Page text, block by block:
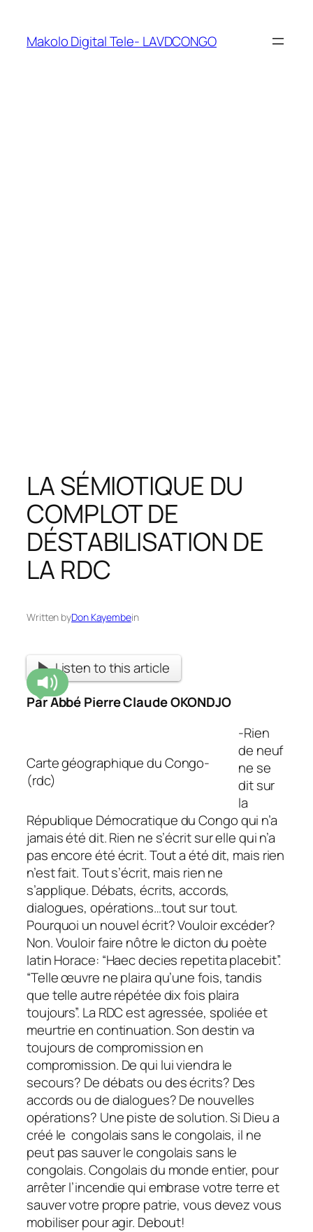
Makolo Digital Tele- LAVDCONGO
LA SÉMIOTIQUE DU
COMPLOT DE
DÉSTABILISATION DE
LA RDC
Written byDon Kayembein
Listen to this article
Par Abbé Pierre Claude OKONDJO
Carte géographique du Congo-
(rdc)
-Rien
de neuf
ne se
dit sur
la
République Démocratique du Congo qui n’a
jamais été dit. Rien ne s’écrit sur elle qui n’a
pas encore été écrit. Tout a été dit, mais rien
n’est fait. Tout s’écrit, mais rien ne
s’applique. Débats, écrits, accords,
dialogues, opérations…tout sur tout.
Pourquoi un nouvel écrit? Vouloir excéder?
Non.Vouloir faire nôtre le dicton du poète
latin Horace: “Haec decies repetita placebit”.
“Telle œuvre ne plaira qu’une fois, tandis
que telle autre répétée dix fois plaira
toujours”. La RDC est agressée, spoliée et
meurtrie en continuation. Son destin va
toujours de compromission en
compromission. De qui lui viendra le
secours? De débats ou des écrits? Des
accords ou de dialogues? De nouvelles
opérations? Une piste de solution. Si Dieu a
créé le congolais sans le congolais, il ne
peut pas sauver le congolais sans le
congolais. Congolais du monde entier, pour
arrêter l’incendie qui embrase votre terre et
sauver votre propre patrie, vous devez vous
mobiliser pour agir. Debout!